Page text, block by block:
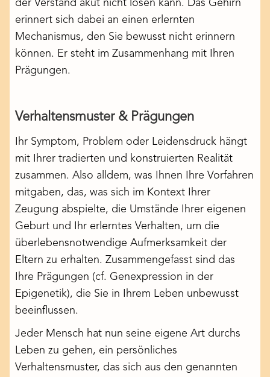
der Verstand akut nicht lösen kann. Das Gehirn
erinnert sich dabei an einen erlernten
Mechanismus, den Sie bewusst nicht erinnern
können. Er steht im Zusammenhang mit Ihren
Prägungen.
Verhaltensmuster & Prägungen
Ihr Symptom, Problem oder Leidensdruck hängt
mit Ihrer tradierten und konstruierten Realität
zusammen. Also alldem, was Ihnen Ihre Vorfahren
mitgaben, das, was sich im Kontext Ihrer
Zeugung abspielte, die Umstände Ihrer eigenen
Geburt und Ihr erlerntes Verhalten, um die
überlebensnotwendige Aufmerksamkeit der
Eltern zu erhalten. Zusammengefasst sind das
Ihre Prägungen (cf. Genexpression in der
Epigenetik), die Sie in Ihrem Leben unbewusst
beeinflussen.
Jeder Mensch hat nun seine eigene Art durchs
Leben zu gehen, ein persönliches
Verhaltensmuster, das sich aus den genannten